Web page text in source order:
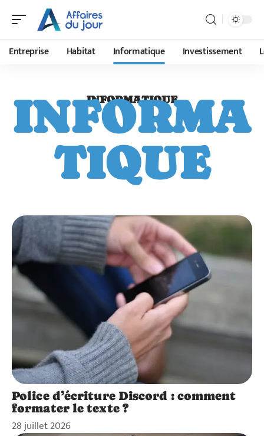
Entreprise Habitat Informatique Investissement
INFORMATIQUE
INFORMA
TIQUE
Police d’écriture Discord : comment
formater le texte ?
28 juillet 2026